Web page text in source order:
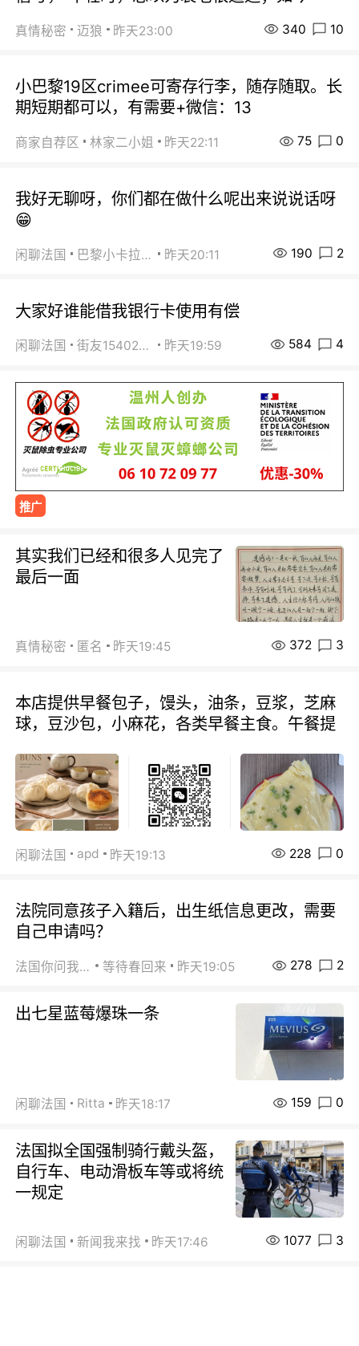
真情秘密 迈狼 昨天23:00 340 10
小巴黎19区crimee可寄存行李，随存随取。长
期短期都可以，有需要+微信：13
商家自荐区 林家二小姐 昨天22:11 75 0
我好无聊呀，你们都在做什么呢出来说说话呀
😁
闲聊法国 巴黎小卡拉咪 昨天20:11 190 2
大家好谁能借我银行卡使用有偿
闲聊法国 街友15402223 昨天19:59 584 4
推广
其实我们已经和很多人见完了
最后一面
真情秘密 匿名 昨天19:45 372 3
本店提供早餐包子，馒头，油条，豆浆，芝麻
球，豆沙包，小麻花，各类早餐主食。午餐提
闲聊法国 apd 昨天19:13 228 0
法院同意孩子入籍后，出生纸信息更改，需要
自己申请吗？
法国你问我答 等待春回来 昨天19:05 278 2
出七星蓝莓爆珠一条
闲聊法国 Ritta 昨天18:17 159 0
法国拟全国强制骑行戴头盔，
自行车、电动滑板车等或将统
一规定
闲聊法国 新闻我来找 昨天17:46 1077 3